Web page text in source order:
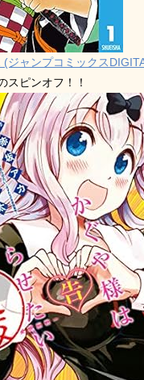
(ジャンプコミックス
スピンオフ！！